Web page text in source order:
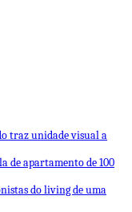
traz unidade visual a
de apartamento de 100
do living de uma